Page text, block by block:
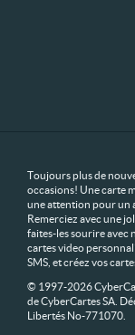
Toujours plus de
occasions! Une carte
une attention pour un
Remerciez avec une
faites-les sourire avec
cartes video
SMS, et créez vos
© 1997-2026
de CyberCartes SA.
Libertés No-771070.